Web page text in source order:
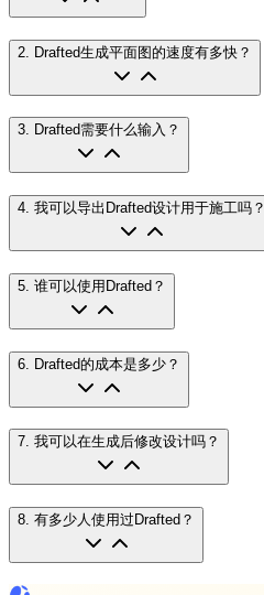
2 Drafted生成平面图的速度有多快？
3. Drafted需要什么输入？
4. 我可以导出Drafted设计用于施工吗？
5 谁可以使用Drafted？
6 Drafted的成本是多少？
7. 我可以在生成后修改设计吗？
8 有多少人使用过Drafted？